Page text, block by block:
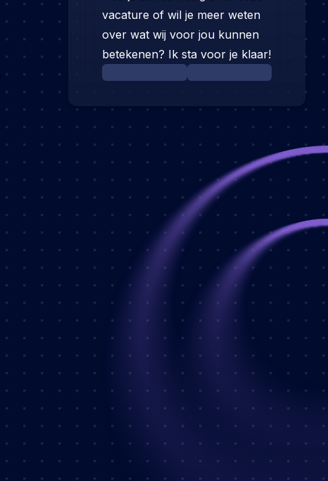
vacature of wil je meer weten
over wat wij voor jou kunnen
betekenen? Ik sta voor je klaar!